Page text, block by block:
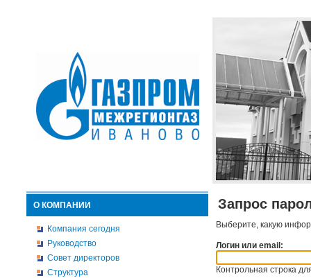
О КОМПАНИИ
Компания сегодня
Руководство
Совет директоров
Структура
Запрос
Выберите, какую
Логин или email:
Контрольная строка